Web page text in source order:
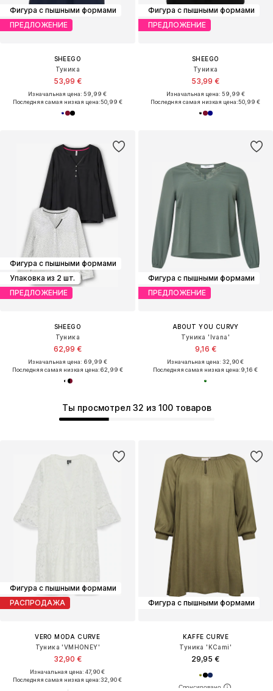
Фигура с пышными формами
ПРЕДЛОЖЕНИЕ
SHEEGO
Туника
53,99 €
Изначальная цена: 59,99 €
Последняя самая низкая цена:50,99 €
Фигура с пышными формами
ПРЕДЛОЖЕНИЕ
SHEEGO
Туника
53,99 €
Изначальная цена: 59,99 €
Последняя самая низкая цена:50,99 €
Фигура с пышными формами
Упаковка из 2 шт.
ПРЕДЛОЖЕНИЕ
SHEEGO
Туника
62,99 €
Изначальная цена: 69,99 €
Последняя самая низкая цена:62,99 €
Ты просмотрел 32 из 100 товаров
Фигура с пышными формами
ПРЕДЛОЖЕНИЕ
ABOUT YOU CURVY
Туника 'Ivana'
9,16 €
Изначальная цена: 32,90 €
Последняя самая низкая цена:9,16 €
Фигура с пышными формами
РАСПРОДАЖА
VERO MODA CURVE
Туника 'VMHONEY'
32,90 €
Изначальная цена: 47,90 €
Последняя самая низкая цена:32,90 €
Фигура с пышными формами
KAFFE CURVE
Туника 'KCami'
29,95 €